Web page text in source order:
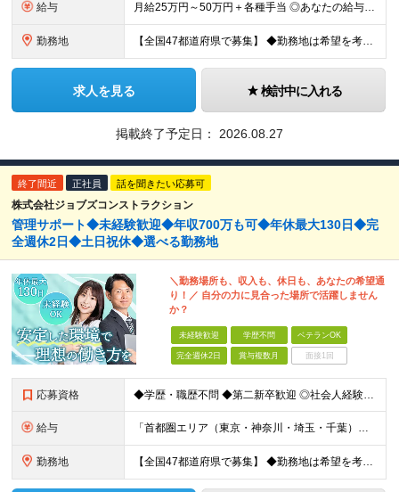
給与 月給25万円～50万円＋各種手当 ◎あなたの給与は、これまでの経験や能力を考慮の上、決定します！ ◎待遇条件の詳細は面接でご相談ください。 ◎残業代は全額別途支給します ★前職給与を考慮します！
勤務地 【全国47都道府県で募集】 ◆勤務地は希望を考慮 ◆転勤なし ◆U・I・Jターン歓迎！ ◆基本直行直帰 ＼積極採用中／ 関東：東京都、神奈川県、埼玉県、千葉県 北陸：富山県、石川県、福井県 東海：愛
求人を見る 検討中に入れる
掲載終了予定日： 2026.08.27
終了間近 正社員 話を聞きたい応募可
株式会社ジョブズコンストラクション
管理サポート◆未経験歓迎◆年収700万も可◆年休最大130日◆完
全週休2日◆土日祝休◆選べる勤務地
＼勤務場所も、収入も、休日も、あなたの希望通
り！／ 自分の力に見合った場所で活躍しません
か？
未経験歓迎 学歴不問 ベテランOK
完全週休2日 賞与複数月 面接1回
応募資格 ◆学歴・職歴不問 ◆第二新卒歓迎 ◎社会人経験10～20年以上ある方も活躍中！ ◎これまでの学歴・職歴・転職回数等は一切問いません！ 正社員経験の有無は問わないため、不安がある方も、まずはご相談くだ
給与 「首都圏エリア（東京・神奈川・埼玉・千葉）」 ◆月給25万円～50万円＋各種手当 「首都圏以外のエリア」 ◆月給23万円～50万円＋各種手当 ・あなたの給与は、これまでの経験や能力を考慮の上、決定
勤務地 【全国47都道府県で募集】 ◆勤務地は希望を考慮 ◆転勤なし ◆U・I・Jターン歓迎！ 配属先は以下いずれかのプロジェクト先となります。 ＼積極採用中／ 関東：東京都、神奈川県、埼玉県、千葉県 東